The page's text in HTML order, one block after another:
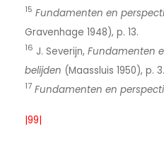
15 Fundamenten en
Gravenhage 1948), p. 13.
16 J. Severijn, Fundamenten
belijden (Maassluis 1950), p. 3.
17 Fundamenten en
|99|